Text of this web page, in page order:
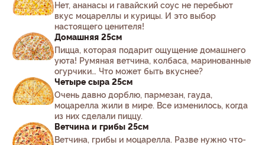
Нет, ананасы и гавайский соус не перебьют
вкус моцареллы и курицы. И это выбор
настоящего ценителя!
Домашняя 25см
Пицца, которая подарит ощущение домашнего
уюта! Румяная ветчина, колбаса, маринованные
огурчики… Что может быть вкуснее?
Четыре сыра 25см
Очень давно дорблю, пармезан, гауда,
моцарелла жили в мире. Все изменилось, когда
из них сделали пиццу.
Ветчина и грибы 25см
Ветчина, грибы и моцарелла. Разве нужно что-